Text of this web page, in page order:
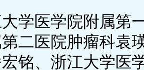
医学院附属第一
二医院肿瘤科袁
铭、浙江大学医